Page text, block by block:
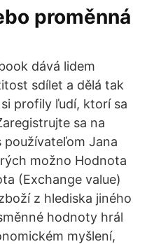
proměnná
dává lidem
sdílet a dělá tak
profily ľudí, ktorí sa
sa na
používateľom Jana
možno Hodnota
(Exchange value)
z hlediska jiného
hodnoty hrál
myšlení,